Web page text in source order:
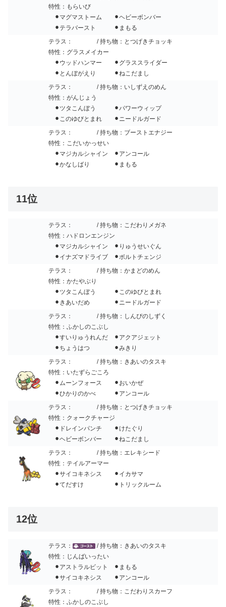
特性：もらいび
⚫︎マグマストーム ⚫︎ヘビーボンバー
⚫︎テラバースト ⚫︎まもる
テラス：
/ 持ち物：とつげきチョッキ
特性：グラスメイカー
⚫︎ウッドハンマー ⚫︎グラススライダー
⚫︎とんぼがえり ⚫︎ねこだまし
テラス：
/ 持ち物：いしずえのめん
特性：がんじょう
⚫︎ツタこんぼう ⚫︎パワーウィップ
⚫︎このゆびとまれ ⚫︎ニードルガード
テラス：
/ 持ち物：ブーストエナジー
特性：こだいかっせい
⚫︎マジカルシャイン ⚫︎アンコール
⚫︎かなしばり ⚫︎まもる
11位
テラス：
/ 持ち物：こだわりメガネ
特性：ハドロンエンジン
⚫︎マジカルシャイン ⚫︎りゅうせいぐん
⚫︎イナズマドライブ ⚫︎ボルトチェンジ
テラス：
/ 持ち物：かまどのめん
特性：かたやぶり
⚫︎ツタこんぼう ⚫︎このゆびとまれ
⚫︎きあいだめ ⚫︎ニードルガード
テラス：
/ 持ち物：しんぴのしずく
特性：ふかしのこぶし
⚫︎すいりゅうれんだ ⚫︎アクアジェット
⚫︎ちょうはつ ⚫︎みきり
テラス：
/ 持ち物：きあいのタスキ
特性：いたずらごころ
⚫︎ムーンフォース ⚫︎おいかぜ
⚫︎ひかりのかべ ⚫︎アンコール
テラス：
/ 持ち物：とつげきチョッキ
特性：クォークチャージ
⚫︎ドレインパンチ ⚫︎けたぐり
⚫︎ヘビーボンバー ⚫︎ねこだまし
テラス：
/ 持ち物：エレキシード
特性：テイルアーマー
⚫︎サイコキネシス ⚫︎イカサマ
⚫︎てだすけ ⚫︎トリックルーム
12位
テラス：
/ 持ち物：きあいのタスキ
特性：じんばいったい
⚫︎アストラルビット ⚫︎まもる
⚫︎サイコキネシス ⚫︎アンコール
テラス：
/ 持ち物：こだわりスカーフ
特性：ふかしのこぶし